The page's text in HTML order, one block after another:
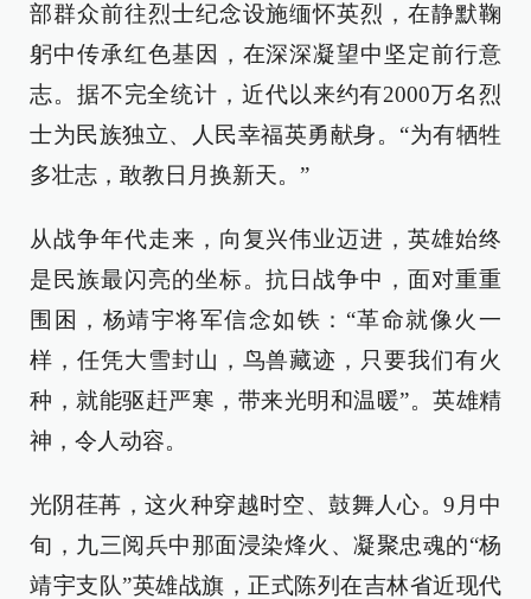
部群众前往烈士纪念设施缅怀英烈，在静默鞠
躬中传承红色基因，在深深凝望中坚定前行意
志。据不完全统计，近代以来约有2000万名烈
士为民族独立、人民幸福英勇献身。“为有牺牲
多壮志，敢教日月换新天。”
从战争年代走来，向复兴伟业迈进，英雄始终
是民族最闪亮的坐标。抗日战争中，面对重重
围困，杨靖宇将军信念如铁：“革命就像火一
样，任凭大雪封山，鸟兽藏迹，只要我们有火
种，就能驱赶严寒，带来光明和温暖”。英雄精
神，令人动容。
光阴荏苒，这火种穿越时空、鼓舞人心。9月中
旬，九三阅兵中那面浸染烽火、凝聚忠魂的“杨
靖宇支队”英雄战旗，正式陈列在吉林省近现代